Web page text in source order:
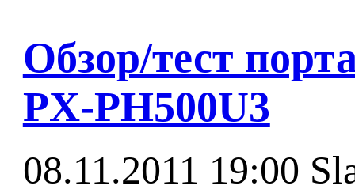
Обзор/тест
PX-PH500U3
08.11.2011 19:00